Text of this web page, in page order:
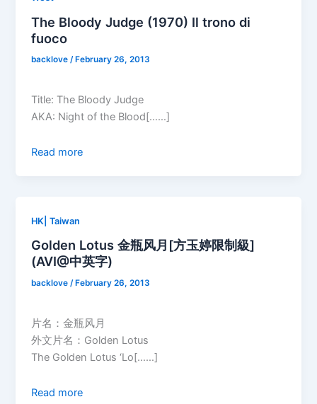
The Bloody Judge (1970) Il trono di
fuoco
backlove/ February 26, 2013
Title: The Bloody Judge
AKA: Night of the Blood[……]
Read more
HK| Taiwan
Golden Lotus 金瓶风月[方玉婷限制級]
(AVI@中英字)
backlove/ February 26, 2013
片名：金瓶风月
外文片名：Golden Lotus
The Golden Lotus ‘Lo[……]
Read more